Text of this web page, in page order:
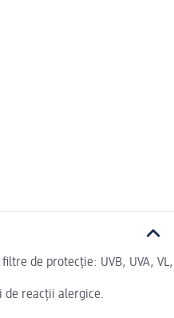
de protecție: UVB, UVA, VL,
reacții alergice.